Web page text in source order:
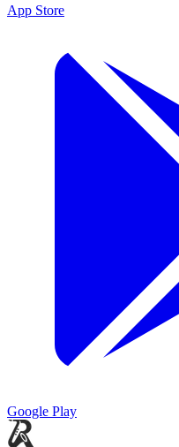
App Store
Google Play